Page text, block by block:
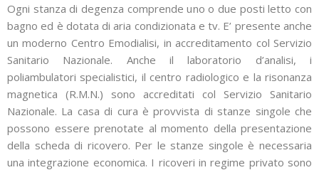
Ogni stanza di degenza comprende uno o due posti letto con
bagno ed è dotata di aria condizionata e tv. E’ presente anche
un moderno Centro Emodialisi, in accreditamento col Servizio
Sanitario Nazionale. Anche il laboratorio d’analisi, i
poliambulatori specialistici, il centro radiologico e la risonanza
magnetica (R.M.N.) sono accreditati col Servizio Sanitario
Nazionale. La casa di cura è provvista di stanze singole che
possono essere prenotate al momento della presentazione
della scheda di ricovero. Per le stanze singole è necessaria
una integrazione economica. I ricoveri in regime privato sono